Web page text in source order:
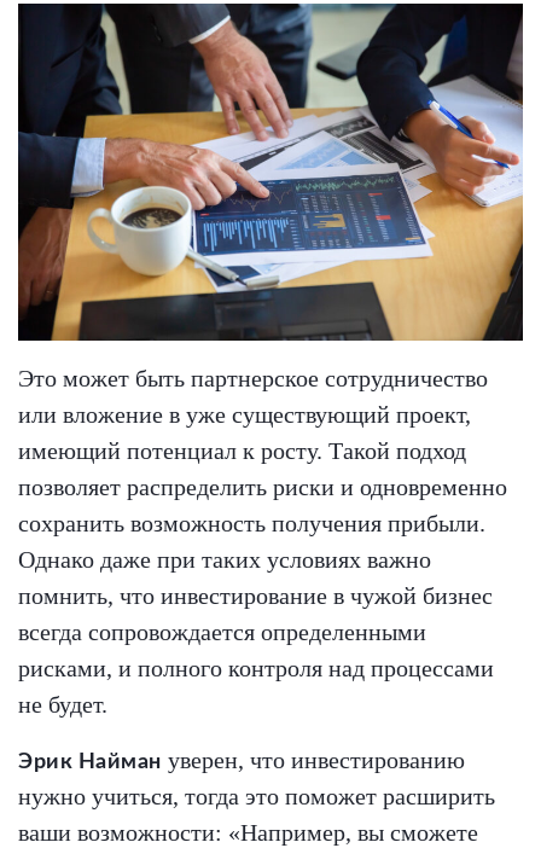
Это может быть партнерское сотрудничество
или вложение в уже существующий проект,
имеющий потенциал к росту. Такой подход
позволяет распределить риски и одновременно
сохранить возможность получения прибыли.
Однако даже при таких условиях важно
помнить, что инвестирование в чужой бизнес
всегда сопровождается определенными
рисками, и полного контроля над процессами
не будет.
Эрик Найман уверен, что инвестированию
нужно учиться, тогда это поможет расширить
ваши возможности: «Например, вы сможете